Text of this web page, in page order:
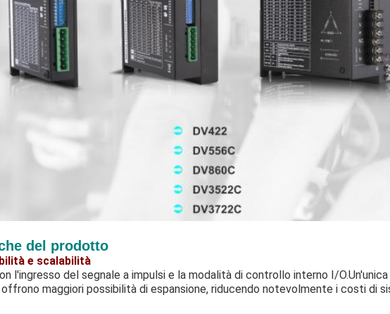
del prodotto
e scalabilità
l'ingresso del segnale a impulsi e la modalità di controllo interno I/
maggiori possibilità di espansione, riducendo notevolmente i costi di